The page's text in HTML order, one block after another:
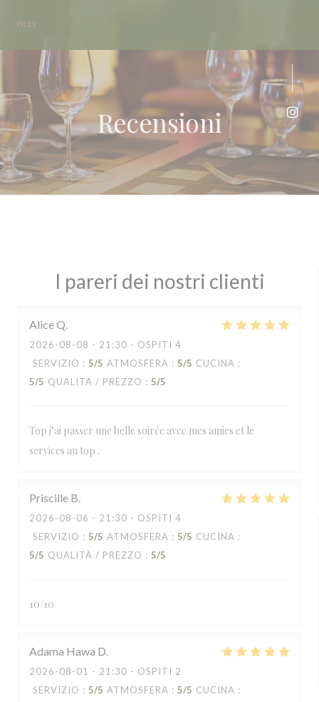
Recensioni
I pareri dei nostri clienti
AliceQ
2026-08-08 - 21:30 - OSPITI 4
SERVIZIO : 5/5 ATMOSFERA : 5/5 CUCINA :
5/5 QUALITÀ / PREZZO : 5/5
Top j’ai passer une belle soirée avec mes amies et le
services au top .
Priscille B
2026-08-06 - 21:30 - OSPITI 4
SERVIZIO : 5/5 ATMOSFERA : 5/5 CUCINA :
5/5 QUALITÀ / PREZZO : 5/5
10/10
Adama Hawa D
2026-08-01 - 21:30 - OSPITI 2
SERVIZIO : 5/5 ATMOSFERA : 5/5 CUCINA :